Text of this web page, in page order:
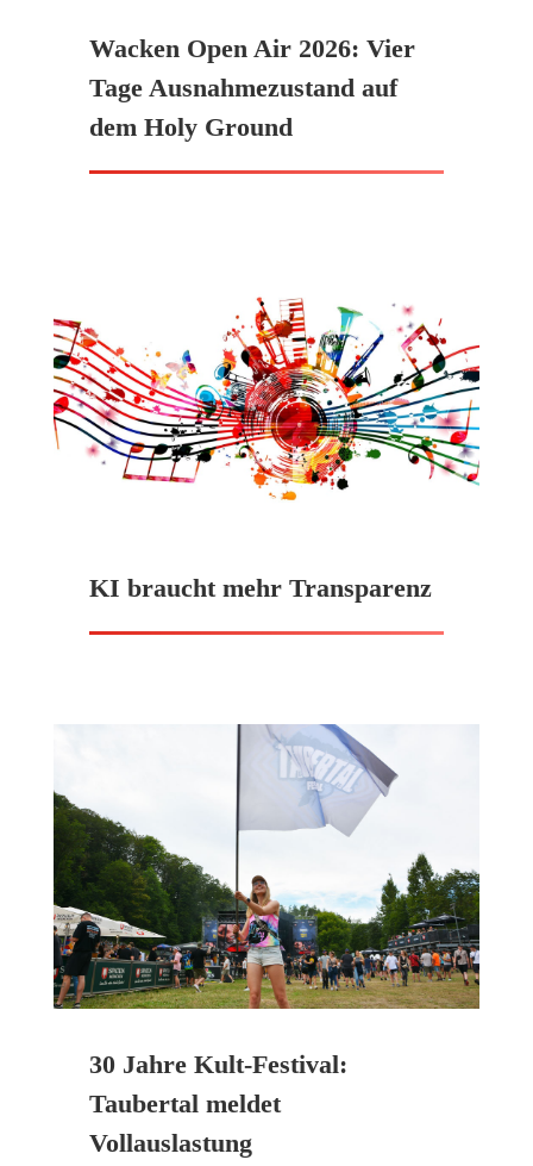
Wacken Open Air 2026: Vier
Tage Ausnahmezustand auf
dem Holy Ground
KI braucht mehr Transparenz
30 Jahre Kult-Festival:
Taubertal meldet
Vollauslastung